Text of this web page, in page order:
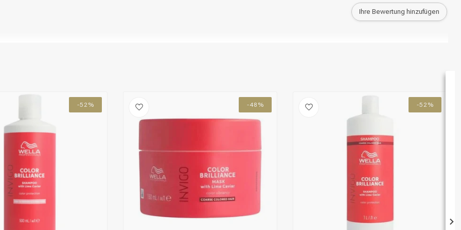
optimale Ergebnisse zu erzielen.
um zusätzlichen Glanz zu erhalten.
Ihre Bewertung hinzufügen
-52% -48% -52%